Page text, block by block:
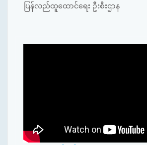
ပြန်လည်ထူထောင်ရေး ဦးစီးဌာန